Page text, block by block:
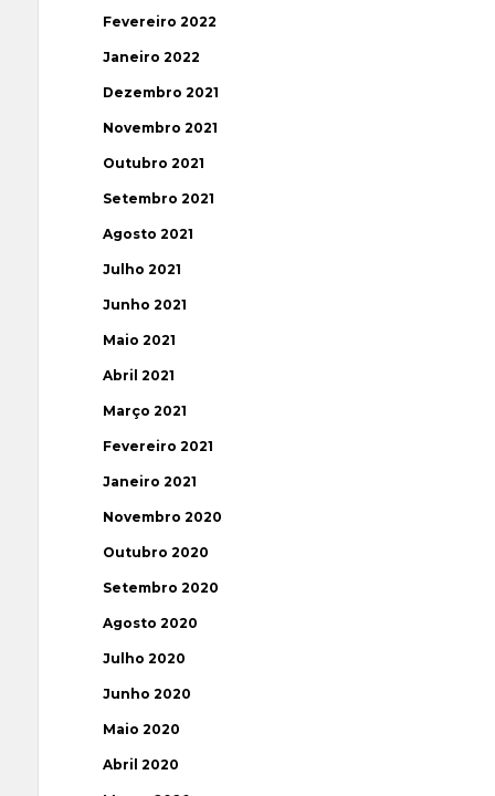
Fevereiro 2022
Janeiro 2022
Dezembro 2021
Novembro 2021
Outubro 2021
Setembro 2021
Agosto 2021
Julho 2021
Junho 2021
Maio 2021
Abril 2021
Março 2021
Fevereiro 2021
Janeiro 2021
Novembro 2020
Outubro 2020
Setembro 2020
Agosto 2020
Julho 2020
Junho 2020
Maio 2020
Abril 2020